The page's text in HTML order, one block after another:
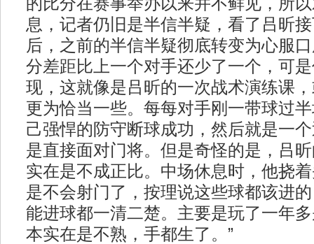
息，记者仍旧是半信半疑，看了吕昕
后，之前的半信半疑彻底转变为心服
分差距比上一个对手还少了一个，可
现，这就像是吕昕的一次战术演练课
更为恰当一些。每每对手刚一带球过
己强悍的防守断球成功，然后就是一
是直接面对门将。但是奇怪的是，吕
实在是不成正比。中场休息时，他挠
是不会射门了，按理说这些球都该进
能进球都一清二楚。主要是玩了一年
本实在是不熟，手都生了。”